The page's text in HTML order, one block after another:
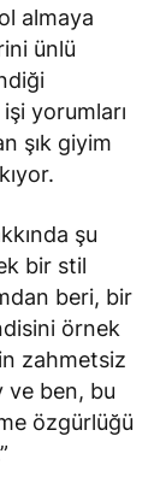
almaya
ünlü
yorumları
şık giyim
şu
bir stil
beri, bir
örnek
zahmetsiz
ve ben, bu
özgürlüğü